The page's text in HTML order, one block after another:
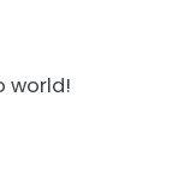
world!